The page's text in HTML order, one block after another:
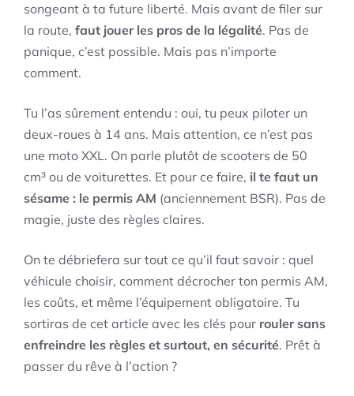
songeant à ta future liberté. Mais avant de filer sur
la route, faut jouer les pros de la légalité. Pas de
panique, c’est possible. Mais pas n’importe
comment.
Tu l’as sûrement entendu : oui, tu peux piloter un
deux-roues à 14 ans. Mais attention, ce n’est pas
une moto XXL. On parle plutôt de scooters de 50
cm³ ou de voiturettes. Et pour ce faire, il te faut un
sésame : le permis AM (anciennement BSR). Pas de
magie, juste des règles claires.
On te débriefera sur tout ce qu’il faut savoir : quel
véhicule choisir, comment décrocher ton permis AM,
les coûts, et même l’équipement obligatoire. Tu
sortiras de cet article avec les clés pour rouler sans
enfreindre les règles et surtout, en sécurité. Prêt à
passer du rêve à l’action ?